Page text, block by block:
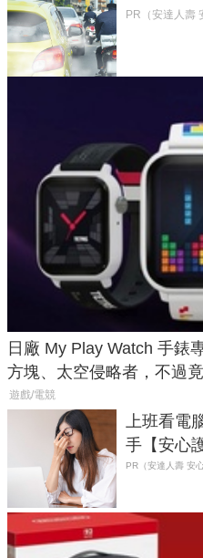
PR（安達人壽
日廠 My Play Watch 手錶
方塊、太空侵略者，不過
遊戲/電競
上班看電
手【安心
PR（安達人壽 安心